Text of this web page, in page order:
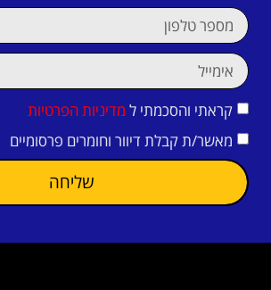
קראתי והסכמתי ל מדיניות הפרטיות
מאשר/ת קבלת דיוור וחומרים פרסומיים
שליחה